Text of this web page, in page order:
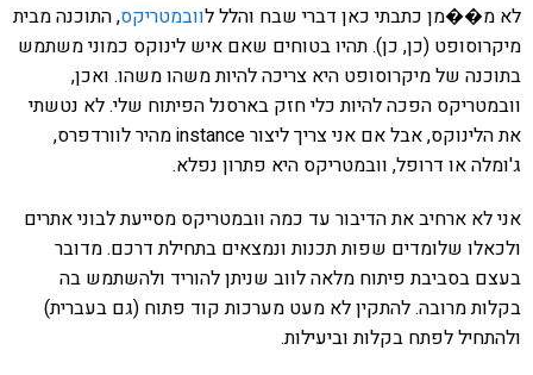
לא מ��מן כתבתי כאן דברי שבח והלל לוובמטריקס, התוכנה מבית
מיקרוסופט (כן, כן). תהיו בטוחים שאם איש לינוקס כמוני משתמש
בתוכנה של מיקרוסופט היא צריכה להיות משהו משהו. ואכן,
וובמטריקס הפכה להיות כלי חזק בארסנל הפיתוח שלי. לא נטשתי
את הלינוקס, אבל אם אני צריך ליצור instance מהיר לוורדפרס,
ג'ומלה או דרופל, וובמטריקס היא פתרון נפלא.
אני לא ארחיב את הדיבור עד כמה וובמטריקס מסייעת לבוני אתרים
ולכאלו שלומדים שפות תכנות ונמצאים בתחילת דרכם. מדובר
בעצם בסביבת פיתוח מלאה לווב שניתן להוריד ולהשתמש בה
בקלות מרובה. להתקין לא מעט מערכות קוד פתוח (גם בעברית)
ולהתחיל לפתח בקלות וביעילות.